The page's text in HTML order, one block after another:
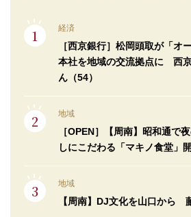
経済
［西京銀行］松岡頭取が「
本社を地域の交流拠点に 西
ん（54）
地域
［OPEN］【周南】昭和通で
しにこだわる「マキノ食堂」
地域
【周南】DJ文化を山口から